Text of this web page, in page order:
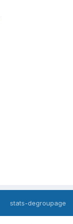
stats-degroupage